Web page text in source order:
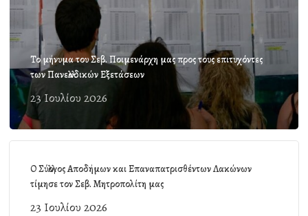
Το μήνυμα του Σεβ. Ποιμενάρχη μας προς τους επιτυχόντες
των Πανελλαδικών Εξετάσεων
23 Ιουλίου 2026
Ο Σύλλογος Αποδήμων και Επαναπατρισθέντων Λακώνων
τίμησε τον Σεβ. Μητροπολίτη μας
23 Ιουλίου 2026